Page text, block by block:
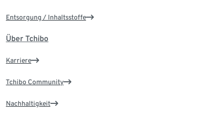
Entsorgung / Inhaltsstoffe
Über Tchibo
Karriere
Tchibo Community
Nachhaltigkeit